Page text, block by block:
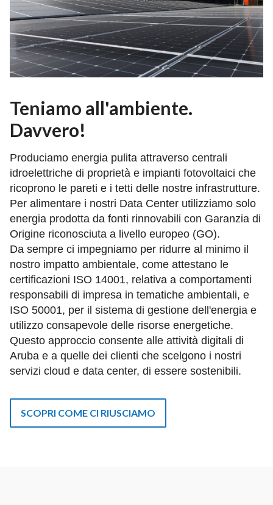
Teniamo all'ambiente.
Davvero!
Produciamo energia pulita attraverso centrali
idroelettriche di proprietà e impianti fotovoltaici che
ricoprono le pareti e i tetti delle nostre infrastrutture.
Per alimentare i nostri Data Center utilizziamo solo
energia prodotta da fonti rinnovabili con Garanzia di
Origine riconosciuta a livello europeo (GO).
Da sempre ci impegniamo per ridurre al minimo il
nostro impatto ambientale, come attestano le
certificazioni ISO 14001, relativa a comportamenti
responsabili di impresa in tematiche ambientali, e
ISO 50001, per il sistema di gestione dell'energia e
utilizzo consapevole delle risorse energetiche.
Questo approccio consente alle attività digitali di
Aruba e a quelle dei clienti che scelgono i nostri
servizi cloud e data center, di essere sostenibili.
SCOPRI COME CI RIUSCIAMO